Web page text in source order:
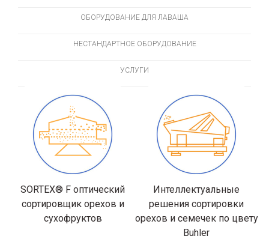
ОБОРУДОВАНИЕ ДЛЯ ЛАВАША
НЕСТАНДАРТНОЕ ОБОРУДОВАНИЕ
УСЛУГИ
SORTEX® F оптический
сортировщик орехов и
сухофруктов
Интеллектуальные
решения сортировки
орехов и семечек по цвету
Buhler